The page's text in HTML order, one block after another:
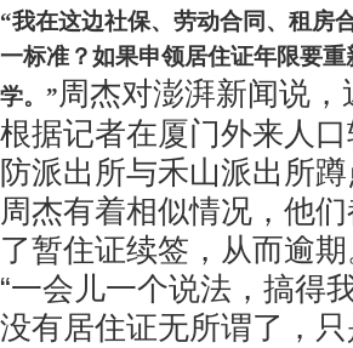
“我在这边社保、劳动合同、租房
一标准？如果申领居住证年限要
学。”周杰对澎湃新闻说
根据记者在厦门外来人
防派出所与禾山派出所
周杰有着相似情况，他
了暂住证续签，从而逾期
“一会儿一个说法，搞得
没有居住证无所谓了，